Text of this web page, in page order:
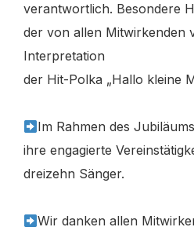
verantwortlich. Besondere
der von allen Mitwirkenden
Interpretation
der Hit-Polka „Hallo kleine
Im Rahmen des
ihre engagierte
dreizehn Sänger.
Wir danken allen